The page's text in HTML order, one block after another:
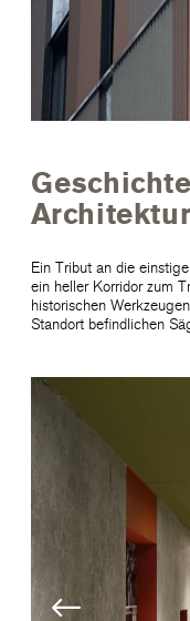
Architektur
Ein Tribut an die
ein heller Korridor zum
historischen
Standort befindlichen